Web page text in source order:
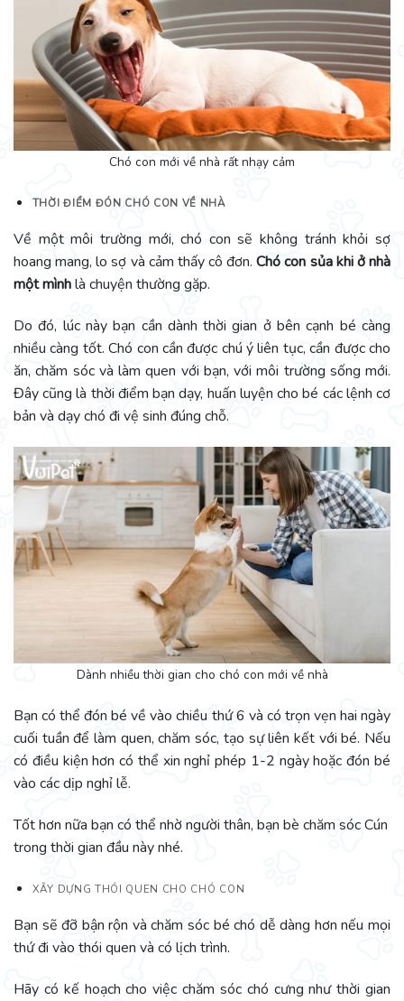
Chó con mới về nhà rất nhạy cảm
THỜI ĐIỂM ĐÓN CHÓ CON VỀ NHÀ
Về một môi trường mới, chó con sẽ không tránh khỏi sợ
hoang mang, lo sợ và cảm thấy cô đơn.Chó con sủa khi ở nhà
một mìnhlà chuyện thường gặp.
Do đó, lúc này bạn cần dành thời gian ở bên cạnh bé càng
nhiều càng tốt. Chó con cần được chú ý liên tục, cần được cho
ăn, chăm sóc và làm quen với bạn, với môi trường sống mới.
Đây cũng là thời điểm bạn dạy, huấn luyện cho bé các lệnh cơ
bản và dạy chó đi vệ sinh đúng chỗ.
Dành nhiều thời gian cho chó con mới về nhà
Bạn có thể đón bé về vào chiều thứ 6 và có trọn vẹn hai ngày
cuối tuần để làm quen, chăm sóc, tạo sự liên kết với bé. Nếu
có điều kiện hơn có thể xin nghỉ phép 1-2 ngày hoặc đón bé
vào các dịp nghỉ lễ.
Tốt hơn nữa bạn có thể nhờ người thân, bạn bè chăm sóc Cún
trong thời gian đầu này nhé.
XÂY DỰNG THÓI QUEN CHO CHÓ CON
Bạn sẽ đỡ bận rộn và chăm sóc bé chó dễ dàng hơn nếu mọi
thứ đi vào thói quen và có lịch trình.
Hãy có kế hoạch cho việc chăm sóc chó cưng như thời gian